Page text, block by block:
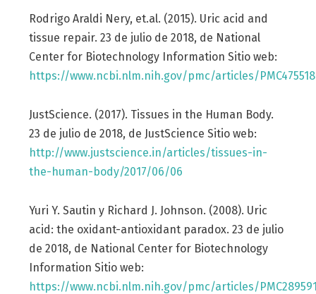
Rodrigo Araldi Nery, et.al. (2015). Uric acid and
tissue repair. 23 de julio de 2018, de National
Center for Biotechnology Information Sitio web:
https://www.ncbi.nlm.nih.gov/pmc/articles/
JustScience. (2017). Tissues in the Human Body.
23 de julio de 2018, de JustScience Sitio web:
http://www.justscience.in/articles/tissues-in-
the-human-body/2017/06/06
Yuri Y. Sautin y Richard J. Johnson. (2008). Uric
acid: the oxidant-antioxidant paradox. 23 de julio
de 2018, de National Center for Biotechnology
Information Sitio web:
https://www.ncbi.nlm.nih.gov/pmc/articles/